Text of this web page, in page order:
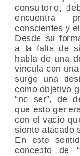
consultorio,
encuentra
conscientes y
Desde su
a la falta de
habla de una
vincula con
surge una
como objetivo
“no ser”, de
que esto
con el vacío
siente atacado
En este
concepto de